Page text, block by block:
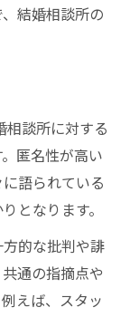
使い分け
正しい活用
極めテクニ
選び方のコ
比較検証
検証する手
結婚相談所の
相談所に対する
匿名性が高い
語られている
となります。
的な批判や誹
通の指摘点や
えば、スタッ